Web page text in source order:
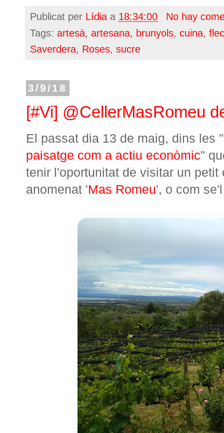
Publicat per Lídia a 18:34:00
No hay
Tags: artesà, artesana, brunyols, cuina,
Saverdera, Roses, sucre
3/9/18
[#Vi] @CellerMasRomeu
El passat dia 13 de maig, dins les "
paisatge com a actiu econòmic"
tenir l'oportunitat de visitar un
anomenat 'Mas Romeu', o com